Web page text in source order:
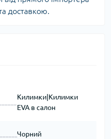
доставкою.
Килимки|Килимки
EVA в салон
Чорний